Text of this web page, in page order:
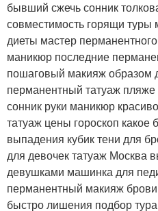
бывший сжечь сонник
совместимость горящи
диеты мастер
маникюр последние
пошаговый макияж образом
перманентный татуаж
сонник руки маникюр
татуаж цены гороскоп какое
выпадения кубик тени для
для девочек татуаж Москва
девушками машинка для
перманентный макияж
быстро лишения подбор